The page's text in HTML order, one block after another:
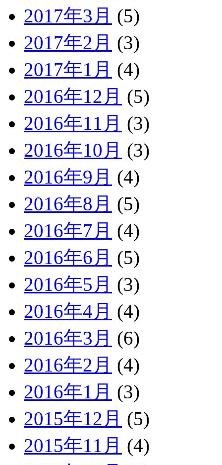
2017年3月 (5)
2017年2月 (3)
2017年1月 (4)
2016年12月 (5)
2016年11月 (3)
2016年10月 (3)
2016年9月 (4)
2016年8月 (5)
2016年7月 (4)
2016年6月 (5)
2016年5月 (3)
2016年4月 (4)
2016年3月 (6)
2016年2月 (4)
2016年1月 (3)
2015年12月 (5)
2015年11月 (4)